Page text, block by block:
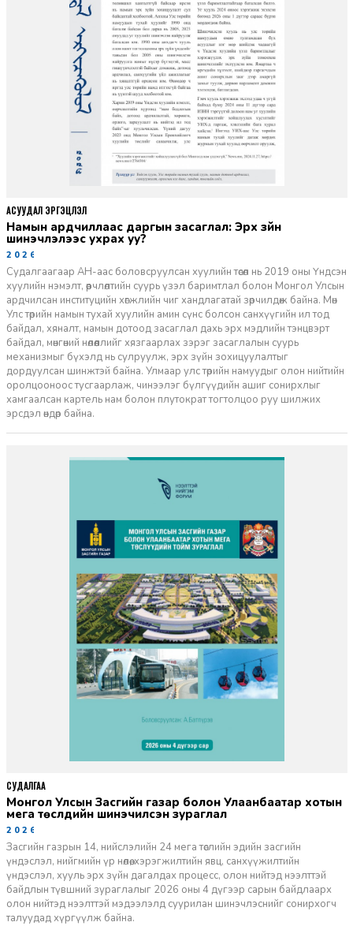
Намын ардчиллаас даргын засаглал: Эрх зүйн
шинэчлэлээс ухрах уу?
2026-07-08
Судалгаагаар АН-аас боловсруулсан хуулийн төсөл нь 2019 оны Үндсэн
хуулийн нэмэлт, өөрчлөлтийн суурь үзэл баримтлал болон Монгол Улсын
ардчилсан институцийн хөгжлийн чиг хандлагатай зөрчилдөж байна. Мөн
Улс төрийн намын тухай хуулийн амин сүнс болсон санхүүгийн ил тод
байдал, хяналт, намын дотоод засаглал дахь эрх мэдлийн тэнцвэрт
байдал, мөнгөний нөлөөллийг хязгаарлах зэрэг засаглалын суурь
механизмыг бүхэлд нь сулруулж, эрх зүйн зохицуулалтыг
дордуулсан шинжтэй байна. Улмаар улс төрийн намуудыг олон нийтийн
оролцооноос тусгаарлаж, чинээлэг бүлгүүдийн ашиг сонирхлыг
хамгаалсан картель нам болон плутократ тогтолцоо руу шилжих
эрсдэл өндөр байна.
АСУУДАЛ ЭРГЭЦҮҮЛЭЛ
Монгол Улсын Засгийн газар болон Улаанбаатар хотын
мега төслүүдийн шинэчилсэн зураглал
2026-06-29
Засгийн газрын 14, нийслэлийн 24 мега төслийн эдийн засгийн
үндэслэл, нийгмийн үр нөлөө, хэрэгжилтийн явц, санхүүжилтийн
үндэслэл, хууль эрх зүйн дагалдах процесс, олон нийтэд нээлттэй
байдлын түвшний зураглалыг 2026 оны 4 дүгээр сарын байдлаарх
олон нийтэд нээлттэй мэдээлэлд суурилан шинэчлэснийг сонирхогч
талуудад хүргүүлж байна.
СУДАЛГАА